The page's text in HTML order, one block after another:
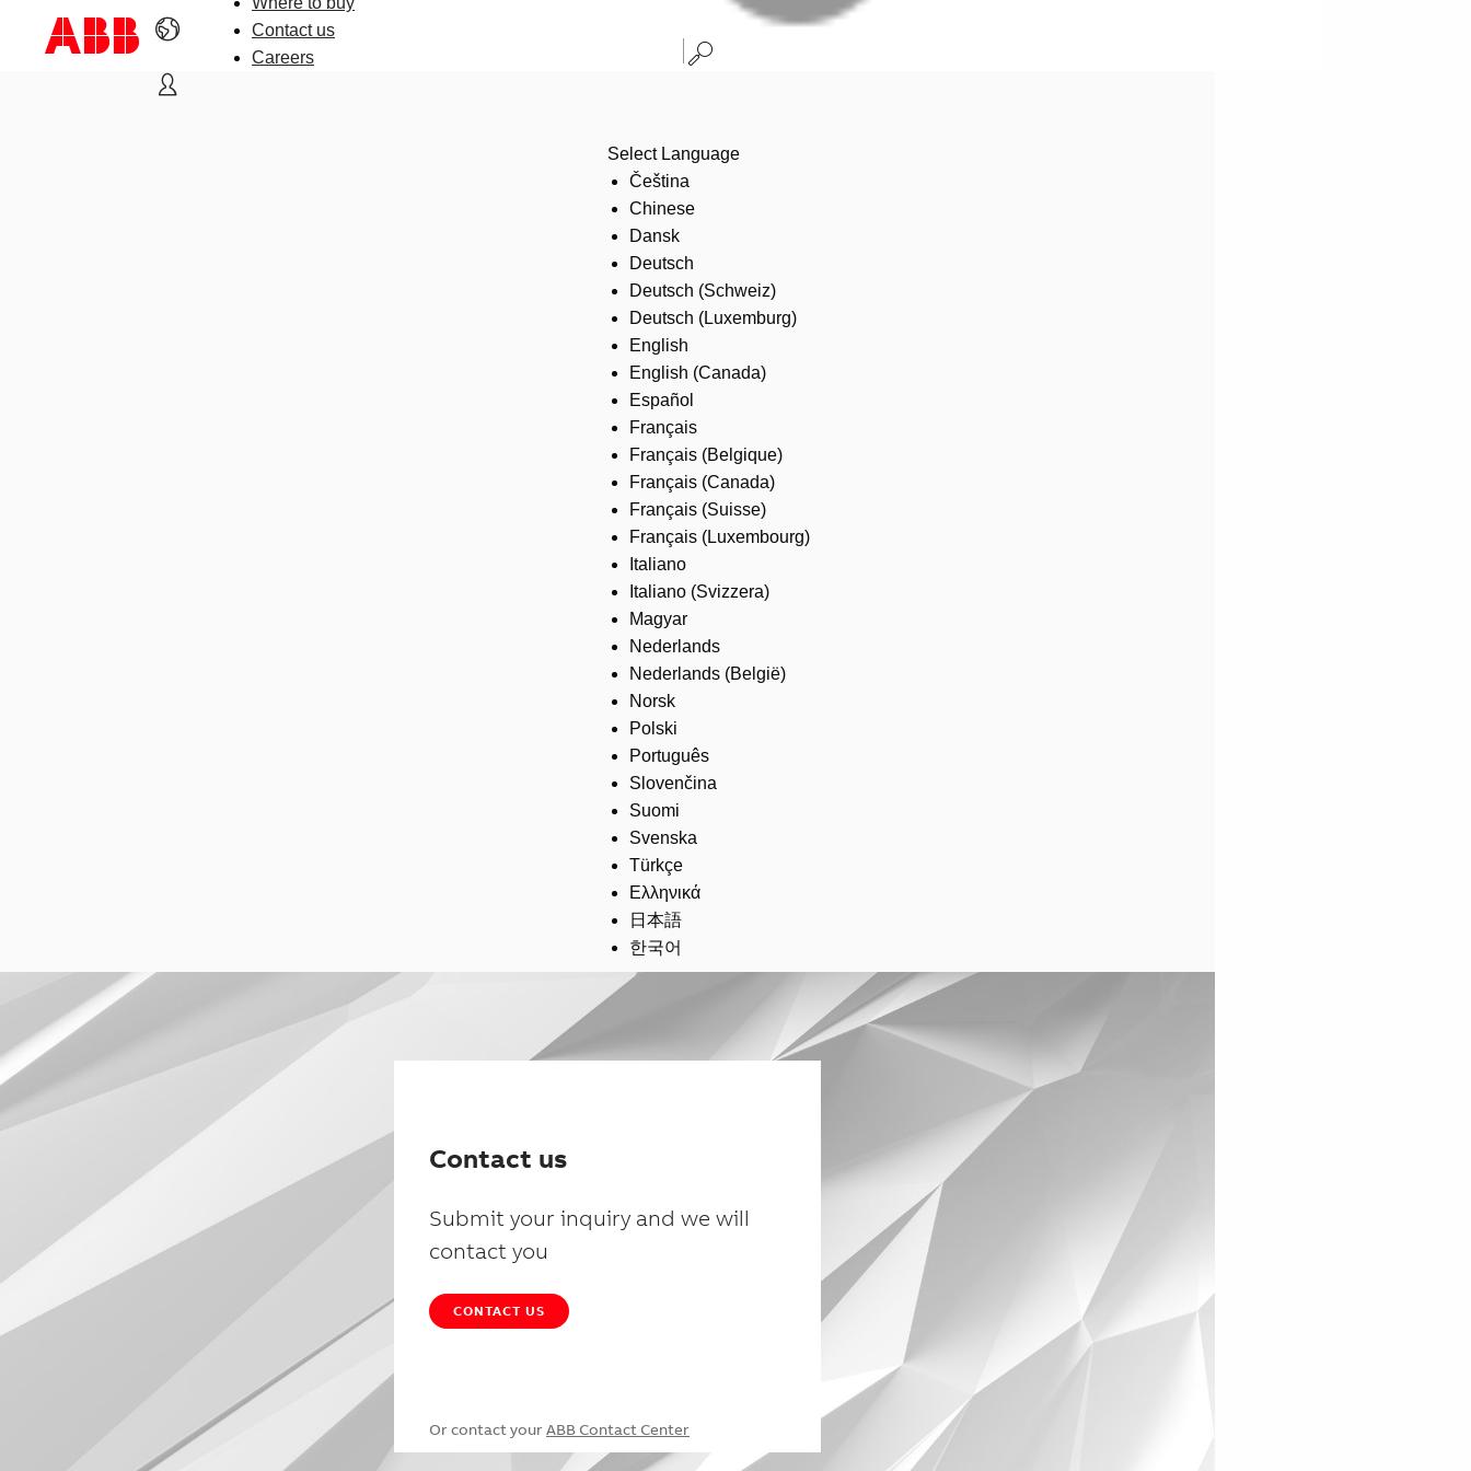
Contact us
Careers
Select Language
Čeština
Chinese
Dansk
Deutsch
Deutsch (Schweiz)
Deutsch (Luxemburg)
English
English (Canada)
Español
Français
Français (Belgique)
Français (Canada)
Français (Suisse)
Français (Luxembourg)
Italiano
Italiano (Svizzera)
Magyar
Nederlands
Nederlands (België)
Norsk
Polski
Português
Slovenčina
Suomi
Svenska
Türkçe
Ελληνικά
日本語
한국어
Contact us
Submit your inquiry and we will
contact you
CONTACT US
Or contact your ABB Contact Center